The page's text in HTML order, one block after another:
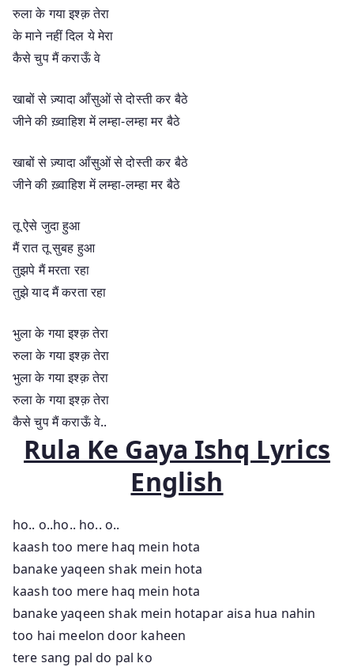
रुला के गया इश्क़ तेरा
के माने नहीं दिल ये मेरा
कैसे चुप मैं कराऊँ वे
खाबों से ज़्यादा आँसुओं से दोस्ती कर बैठे
जीने की ख़्वाहिश में लम्हा-लम्हा मर बैठे
खाबों से ज़्यादा आँसुओं से दोस्ती कर बैठे
जीने की ख़्वाहिश में लम्हा-लम्हा मर बैठे
तू ऐसे जुदा हुआ
मैं रात तू सुबह हुआ
तुझपे मैं मरता रहा
तुझे याद मैं करता रहा
भुला के गया इश्क़ तेरा
रुला के गया इश्क़ तेरा
भुला के गया इश्क़ तेरा
रुला के गया इश्क़ तेरा
कैसे चुप मैं कराऊँ वे..
Rula Ke Gaya Ishq Lyrics
English
ho.. o..ho.. ho.. o..
kaash too mere haq mein hota
banake yaqeen shak mein hota
kaash too mere haq mein hota
banake yaqeen shak mein hotapar aisa hua nahin
too hai meelon door kaheen
tere sang pal do pal ko